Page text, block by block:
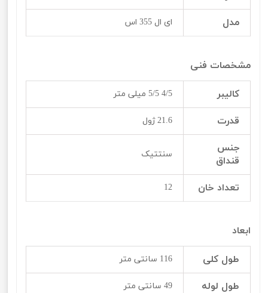
مدل ای ال 355 اس
مشخصات فنی
کالیبر 4/5 5/5 میلی متر
قدرت 21.6 ژول
جنس
قنداق
سنتتیک
تعداد خان 12
ابعاد
طول کلی 116 سانتی متر
طول لوله 49 سانتی متر